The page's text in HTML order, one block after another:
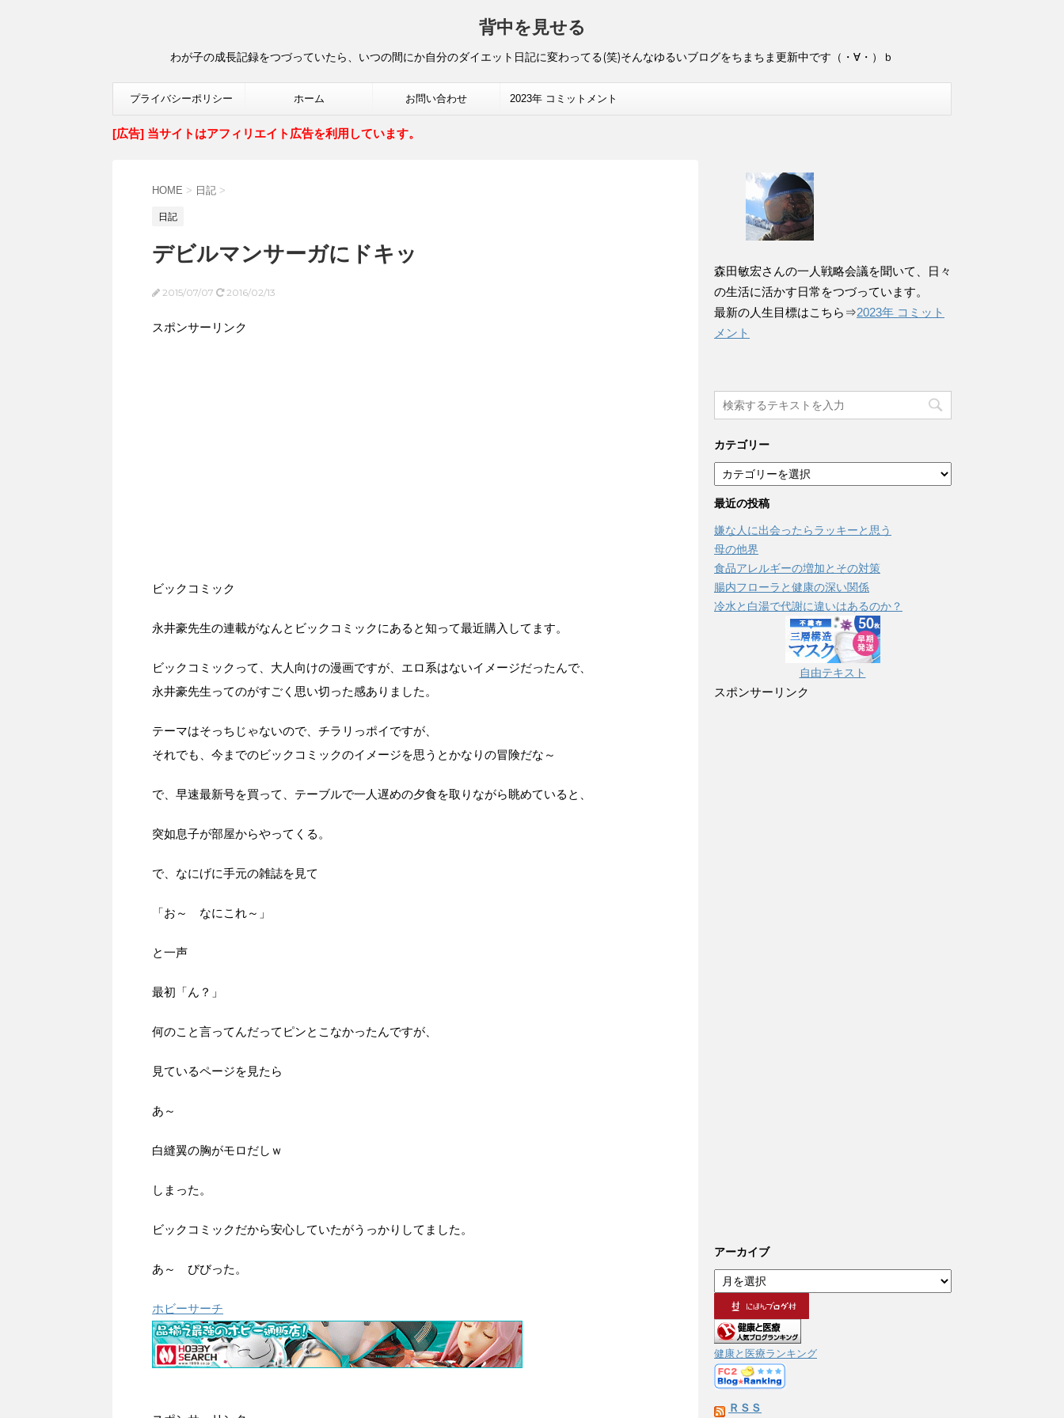
背中を見せる
わが子の成長記録をつづっていたら、いつの間にか自分のダイエット日記に変わってる(笑)そんなゆるいブログをちまちま更新中です（・∀・）ｂ
プライバシーポリシー ホーム お問い合わせ 2023年 コミットメント
[広告] 当サイトはアフィリエイト広告を利用しています。
HOME > 日記 >
日記
デビルマンサーガにドキッ
2015/07/07 2016/02/13
スポンサーリンク
ビックコミック
永井豪先生の連載がなんとビックコミックにあると知って最近購入してます。
ビックコミックって、大人向けの漫画ですが、エロ系はないイメージだったんで、
永井豪先生ってのがすごく思い切った感ありました。
テーマはそっちじゃないので、チラリっポイですが、
それでも、今までのビックコミックのイメージを思うとかなりの冒険だな～
で、早速最新号を買って、テーブルで一人遅めの夕食を取りながら眺めていると、
突如息子が部屋からやってくる。
で、なにげに手元の雑誌を見て
「お～ なにこれ～」
と一声
最初「ん？」
何のこと言ってんだってピンとこなかったんですが、
見ているページを見たら
あ～
白縫翼の胸がモロだしｗ
しまった。
ビックコミックだから安心していたがうっかりしてました。
あ～ びびった。
ホビーサーチ
森田敏宏さんの一人戦略会議を聞いて、日々
の生活に活かす日常をつづっています。
最新の人生目標はこちら⇒2023年 コミット
メント
カテゴリー
カ
テ
ゴ
リ
ー
最近の投稿
嫌な人に出会ったらラッキーと思う
母の他界
食品アレルギーの増加とその対策
腸内フローラと健康の深い関係
冷水と白湯で代謝に違いはあるのか？
自由テキスト
スポンサーリンク
アーカイブ
ー
カ
イ
ブ
健康と医療ランキング
ＲＳＳ